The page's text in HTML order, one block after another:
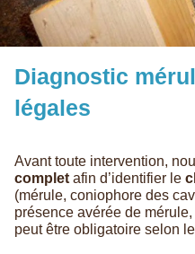
Diagnostic
légales
Avant toute intervention,
complet afin d’identifier le
(mérule, coniophore des
présence avérée de
peut être obligatoire selon